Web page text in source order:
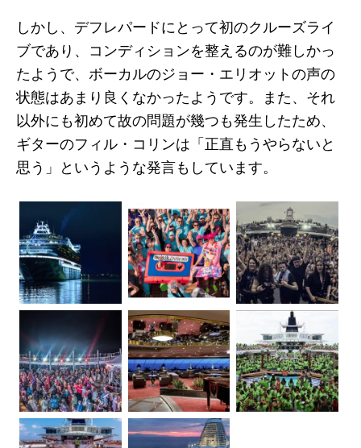
しかし、デフレパードにとって初のクルーズライ
ブであり、コンディションを整えるのが難しかっ
たようで、ボーカルのジョー・エリオットの声の
状態はあまり良くなかったようです。また、それ
以外にも初めて故の問題が幾つも発生したため、
ギターのフィル・コリンは「正直もうやらないと
思う」というような発言もしています。
PRIMARY
SIDEBAR